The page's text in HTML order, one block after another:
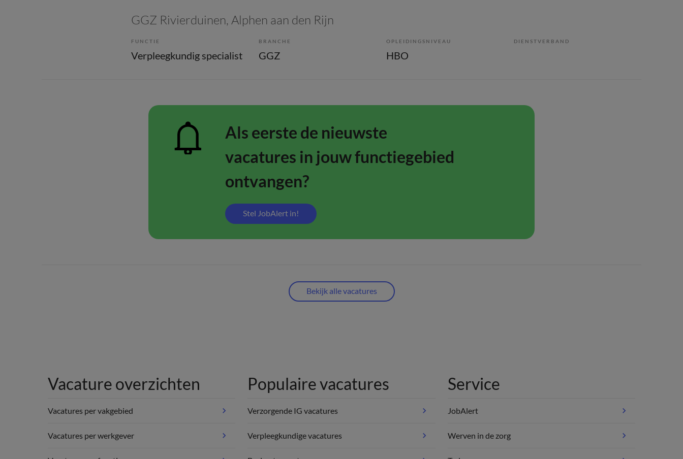
GGZ Rivierduinen, Alphen aan den Rijn
FUNCTIE
Verpleegkundig specialist
BRANCHE
GGZ
OPLEIDINGSNIVEAU
HBO
DIENSTVERBAND
Als eerste de nieuwste
vacatures in jouw functiegebied
ontvangen?
Stel JobAlert in!
Bekijk alle vacatures
Vacature overzichten
Vacatures per vakgebied
Vacatures per werkgever
Populaire vacatures
Verzorgende IG vacatures
Verpleegkundige vacatures
Service
JobAlert
Werven in de zorg